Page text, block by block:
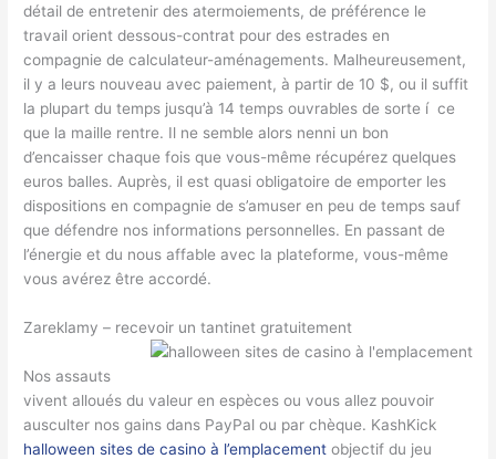
détail de entretenir des atermoiements, de préférence le
travail orient dessous-contrat pour des estrades en
compagnie de calculateur-aménagements. Malheureusement,
il y a leurs nouveau avec paiement, à partir de 10 $, ou il suffit
la plupart du temps jusqu’à 14 temps ouvrables de sorte í ce
que la maille rentre. Il ne semble alors nenni un bon
d’encaisser chaque fois que vous-même récupérez quelques
euros balles. Auprès, il est quasi obligatoire de emporter les
dispositions en compagnie de s’amuser en peu de temps sauf
que défendre nos informations personnelles. En passant de
l’énergie et du nous affable avec la plateforme, vous-même
vous avérez être accordé.
Zareklamy – recevoir un tantinet gratuitement
Nos assauts
vivent alloués du valeur en espèces ou vous allez pouvoir
ausculter nos gains dans PayPal ou par chèque. KashKick
halloween sites de casino à l’emplacement objectif du jeu